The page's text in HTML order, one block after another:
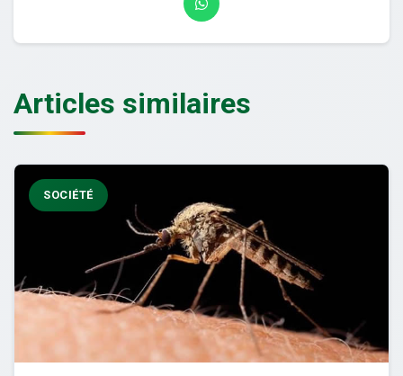
Articles similaires
SOCIÉTÉ